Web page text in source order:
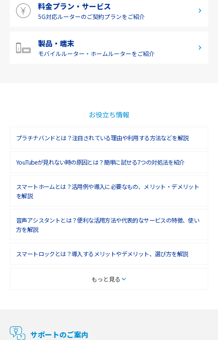
料金プラン・サービス
5G対応ルーターのご契約プランをご紹介
製品・端末
モバイルルーター・ ホームルーターをご紹介
お役立ち情報
プラチナバンドとは？注目されている理由や利用する方法などを解説
YouTubeが見れない時の原因とは？簡単に試せる7つの対処法を紹介
スマートホームとは？活用例や導入に必要なもの、メリット・デメリット
を解説
音声アシスタントとは？便利な活用方法や代表的なサービスの特徴、使い
方を解説
スマートロックとは？導入するメリットやデメリット、選び方を解説
スマートテレビとは？特徴や選び方、使い方をわかりやすく解説
マンションで使えるWi-Fiは？種類ごとの特徴や選び方を紹介
もっと見る
サポートのご案内